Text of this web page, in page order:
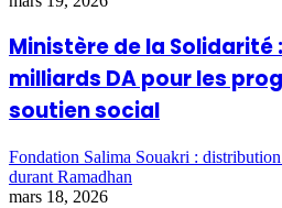
Ministère de la Solidarité
milliards DA pour les
soutien social
Fondation Salima Souakri :
durant Ramadhan
mars 18, 2026